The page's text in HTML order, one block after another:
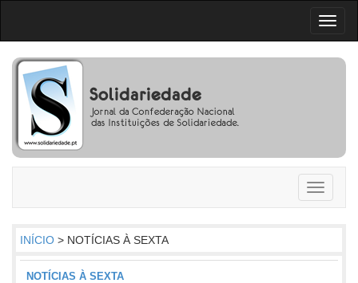
Toggle
INÍCIO > NOTÍCIAS À SEXTA
NOTÍCIAS À SEXTA